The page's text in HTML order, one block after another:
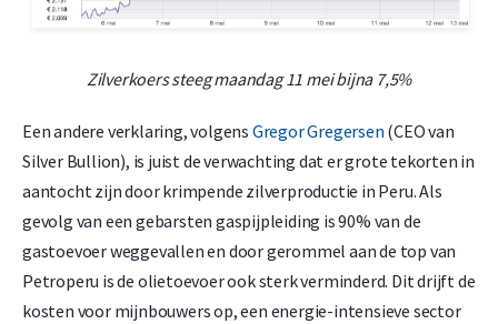
Zilverkoerssteeg maandag 11 mei bijna 7,5%
Een andere verklaring, volgens Gregor Gregersen (CEO van
Silver Bullion), is juist de verwachting dat er grote tekorten in
aantocht zijn door krimpende zilverproductie in Peru. Als
gevolg van een gebarsten gaspijpleiding is 90% van de
gastoevoer weggevallen en door gerommel aan de top van
Petroperu is de olietoevoer ook sterk verminderd. Dit drijft de
kosten voor mijnbouwers op, een energie-intensieve sector